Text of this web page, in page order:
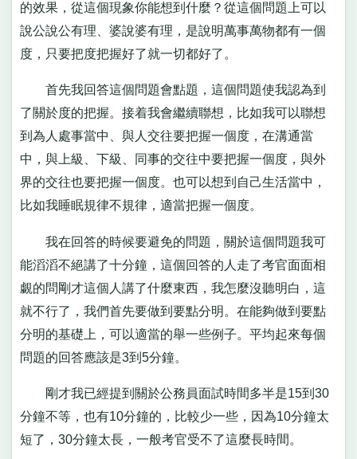
的效果，從這個現象你能想到什麼？從這個問題上可以
說公說公有理、婆說婆有理，是說明萬事萬物都有一個
度，只要把度把握好了就一切都好了。
首先我回答這個問題會點題，這個問題使我認為到
了關於度的把握。接着我會繼續聯想，比如我可以聯想
到為人處事當中、與人交往要把握一個度，在溝通當
中，與上級、下級、同事的交往中要把握一個度，與外
界的交往也要把握一個度。也可以想到自己生活當中，
比如我睡眠規律不規律，適當把握一個度。
我在回答的時候要避免的問題，關於這個問題我可
能滔滔不絕講了十分鐘，這個回答的人走了考官面面相
覷的問剛才這個人講了什麼東西，我怎麼沒聽明白，這
就不行了，我們首先要做到要點分明。在能夠做到要點
分明的基礎上，可以適當的舉一些例子。平均起來每個
問題的回答應該是3到5分鐘。
剛才我已經提到關於公務員面試時間多半是15到30
分鐘不等，也有10分鐘的，比較少一些，因為10分鐘太
短了，30分鐘太長，一般考官受不了這麼長時間。